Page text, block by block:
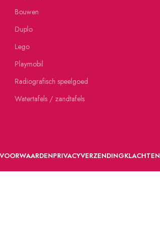
Bouwen
Duplo
Lego
Playmobil
Radiografisch speelgoed
Watertafels / zandtafels
PRIVACYVERZENDINGKLACHTEN